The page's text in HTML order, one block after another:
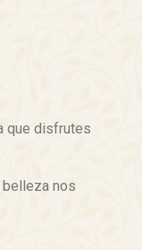
que disfrutes
belleza nos